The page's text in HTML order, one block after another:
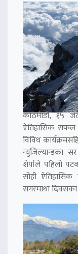
काठमाडौं, १५
ऐतिहासिक
विविध
न्युजिल्यान्डका
शेर्पाले पहिलो
सोही
सगरमाथा